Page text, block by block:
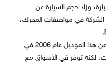
وزاد حجم السيارة عن
الشركة في مواصفات المحرك،
: أعلنت الشركة عن هذا الموديل عام 2006 في
لكنه توفر في الأسواق مع